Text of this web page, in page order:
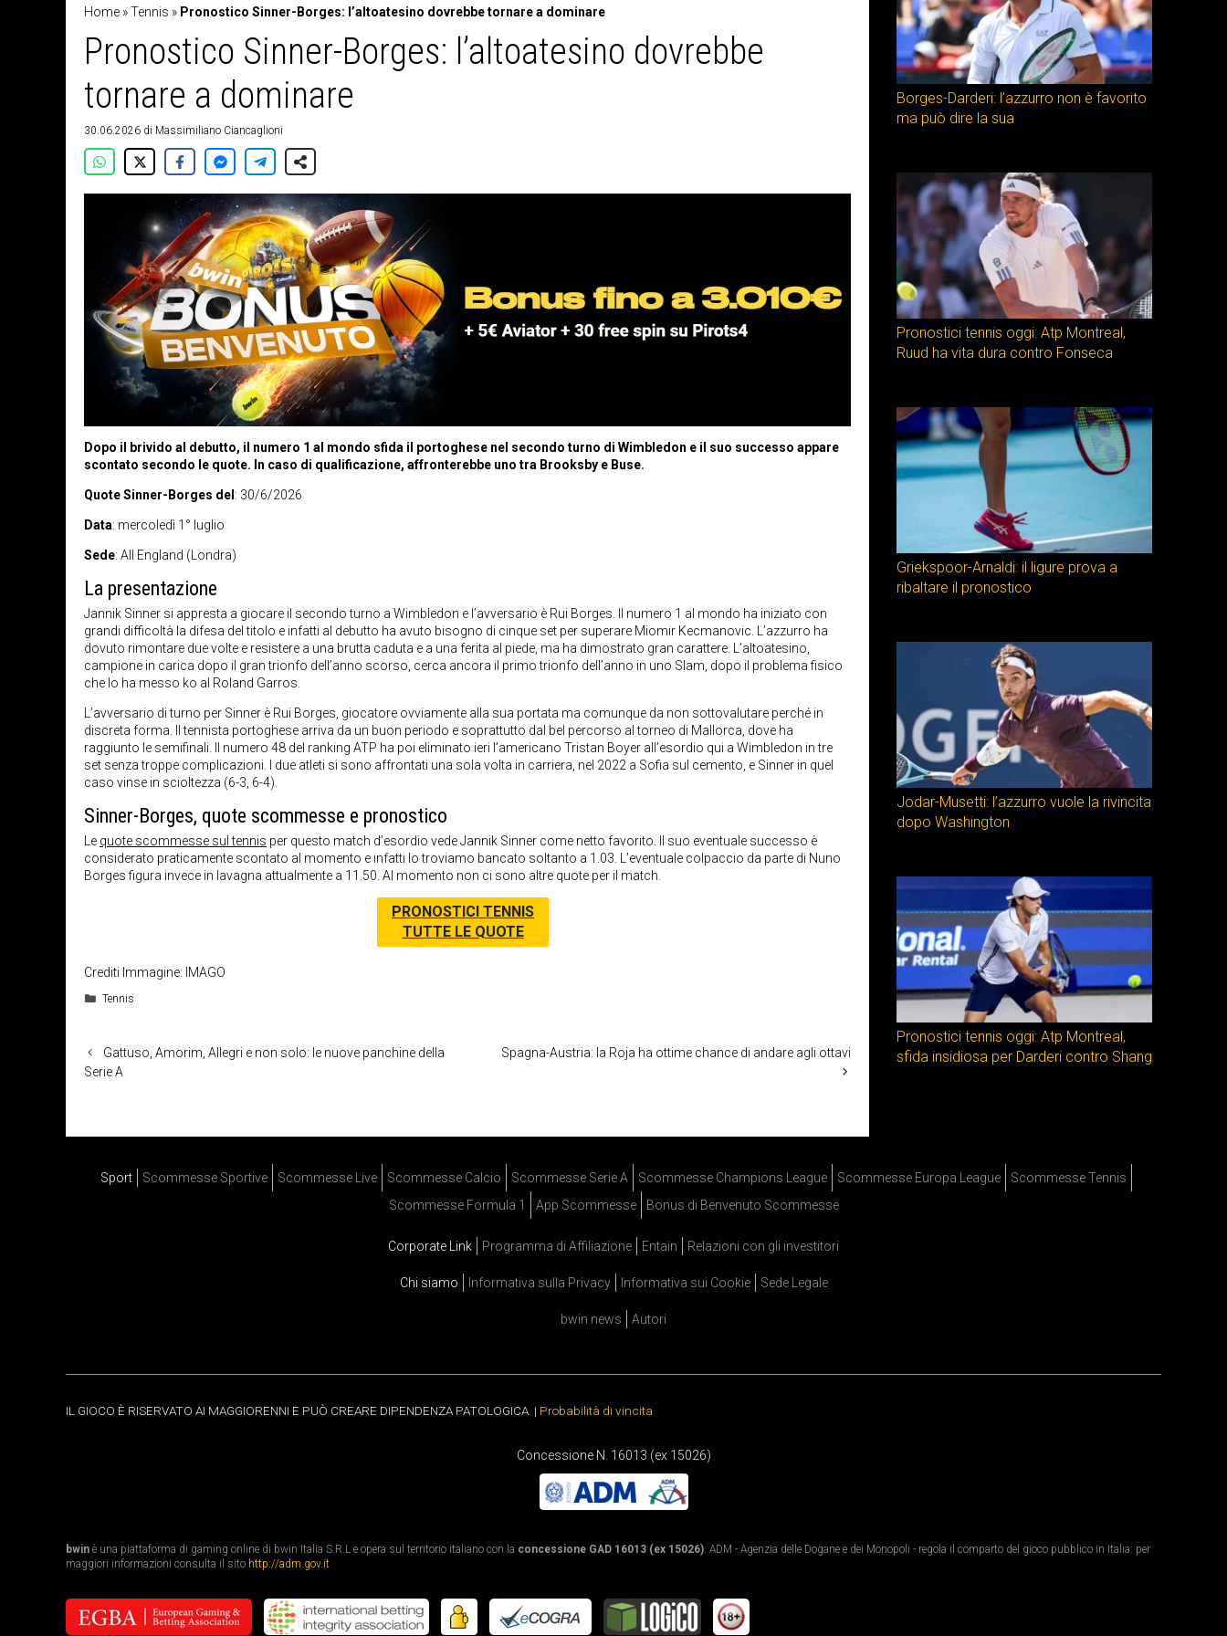
Home »Tennis » Pronostico Sinner-Borges: l’altoatesino dovrebbe tornare a dominare
Pronostico Sinner-Borges: l’altoatesino dovrebbe
tornare a dominare
30.06.2026 di Massimiliano Ciancaglioni
Dopo il brivido al debutto, il numero 1 al mondo sfida il portoghese nel secondo turno di Wimbledon e il suo successo appare
scontato secondo le quote. In caso di qualificazione, affronterebbe uno tra Brooksby e Buse.
Quote Sinner-Borges del: 30/6/2026
Data: mercoledì 1° luglio
Sede: All England (Londra)
La presentazione
Jannik Sinner si appresta a giocare il secondo turno a Wimbledon e l’avversario è Rui Borges. Il numero 1 al mondo ha iniziato con
grandi difficoltà la difesa del titolo e infatti al debutto ha avuto bisogno di cinque set per superare Miomir Kecmanovic. L’azzurro ha
dovuto rimontare due volte e resistere a una brutta caduta e a una ferita al piede, ma ha dimostrato gran carattere. L’altoatesino,
campione in carica dopo il gran trionfo dell’anno scorso, cerca ancora il primo trionfo dell’anno in uno Slam, dopo il problema fisico
che lo ha messo ko al Roland Garros.
L’avversario di turno per Sinner è Rui Borges, giocatore ovviamente alla sua portata ma comunque da non sottovalutare perché in
discreta forma. Il tennista portoghese arriva da un buon periodo e soprattutto dal bel percorso al torneo di Mallorca, dove ha
raggiunto le semifinali. Il numero 48 del ranking ATP ha poi eliminato ieri l’americano Tristan Boyer all’esordio qui a Wimbledon in tre
set senza troppe complicazioni. I due atleti si sono affrontati una sola volta in carriera, nel 2022 a Sofia sul cemento, e Sinner in quel
caso vinse in scioltezza (6-3, 6-4).
Sinner-Borges, quote scommesse e pronostico
Le quote scommesse sul tennis per questo match d’esordio vede Jannik Sinner come netto favorito. Il suo eventuale successo è
considerato praticamente scontato al momento e infatti lo troviamo bancato soltanto a 1.03. L’eventuale colpaccio da parte di Nuno
Borges figura invece in lavagna attualmente a 11.50. Al momento non ci sono altre quote per il match.
PRONOSTICI TENNIS
TUTTE LE QUOTE
Crediti Immagine: IMAGO
Categorie
Tennis
Gattuso, Amorim, Allegri e non solo: le nuove panchine della
Serie A
Spagna-Austria: la Roja ha ottime chance di andare agli ottavi
Borges-Darderi: l’azzurro non è favorito
ma può dire la sua
Pronostici tennis oggi: Atp Montreal,
Ruud ha vita dura contro Fonseca
Griekspoor-Arnaldi: il ligure prova a
ribaltare il pronostico
Jodar-Musetti: l’azzurro vuole la rivincita
dopo Washington
Pronostici tennis oggi: Atp Montreal,
sfida insidiosa per Darderi contro Shang
Sport Scommesse Sportive Scommesse Live Scommesse Calcio Scommesse Serie A Scommesse Champions League Scommesse Europa League
Scommesse Tennis
Scommesse Formula 1
App Scommesse Bonus di Benvenuto Scommesse
Corporate Link Programma di Affiliazione Entain Relazioni con gli investitori
Chi siamo Informativa sulla Privacy Informativa sui Cookie Sede Legale
bwin news Autori
IL GIOCO È RISERVATO AI MAGGIORENNI E PUÒ CREARE DIPENDENZA PATOLOGICA. | Probabilità di vincita
Concessione N. 16013 (ex 15026)
bwin è una piattaforma di gaming online di bwin Italia S.R.L e opera sul territorio italiano con la concessione GAD 16013 (ex 15026). ADM - Agenzia delle Dogane e dei Monopoli - regola il comparto del gioco pubblico in Italia: per
maggiori informazioni consulta il sito http://adm.gov.it